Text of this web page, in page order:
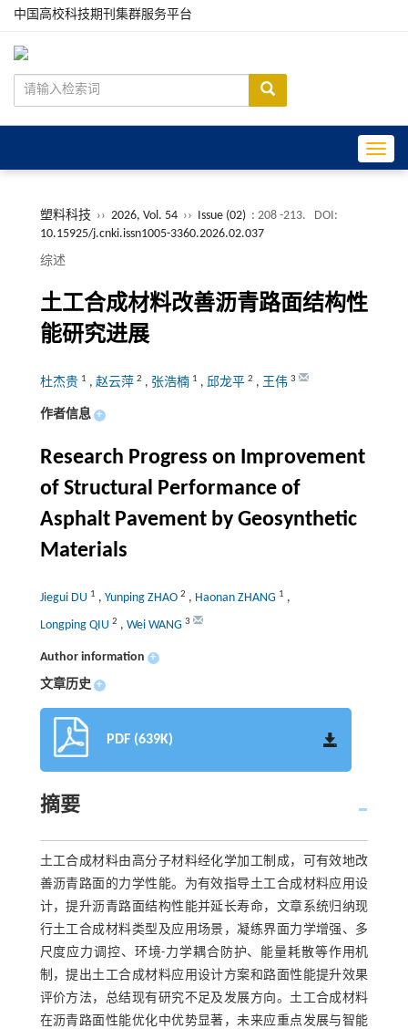
中国高校科技期刊集群服务平台
塑料科技 ›› 2026, Vol. 54 ›› Issue (02) : 208 -213.
DOI:
10.15925/j.cnki.issn1005-3360.2026.02.037
综述
土工合成材料改善沥青路面结构性
能研究进展
杜杰贵 1 , 赵云萍 2 , 张浩楠 1 , 邱龙平 2 , 王伟 3
作者信息 +
Research Progress on Improvement
of Structural Performance of
Asphalt Pavement by Geosynthetic
Materials
Jiegui DU 1 , Yunping ZHAO 2 , Haonan ZHANG 1 ,
Longping QIU 2 , Wei WANG 3
Author information +
文章历史 +
PDF (639K)
摘要
土工合成材料由高分子材料经化学加工制成，可有效地改
善沥青路面的力学性能。为有效指导土工合成材料应用设
计，提升沥青路面结构性能并延长寿命，文章系统归纳现
行土工合成材料类型及应用场景，凝练界面力学增强、多
尺度应力调控、环境-力学耦合防护、能量耗散等作用机
制，提出土工合成材料应用设计方案和路面性能提升效果
评价方法，总结现有研究不足及发展方向。土工合成材料
在沥青路面性能优化中优势显著，未来应重点发展与智能